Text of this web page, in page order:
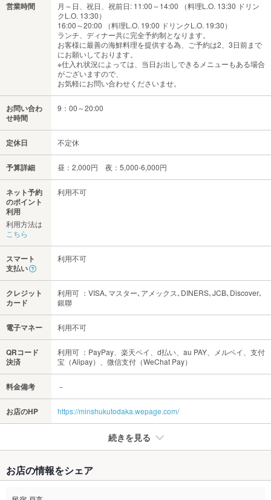
営業時間
月～日、祝日、祝前日: 11:00～14:00 （料理L.O. 13:30 ドリン
クL.O. 13:30）
16:00～20:00 （料理L.O. 19:00 ドリンクL.O. 19:30）
ランチ、ディナー共に完全予約制となります。
お客様に最善の海鮮料理を提供する為、ご予約は2、3日前まで
にお願いしております。
※仕入れ状況によっては、当日お出しできるメニューもある場合
がございますので、
お気軽にお問い合わせくださいませ。
お問い合わ
せ時間
9：00～20:00
定休日 不定休
予算詳細 昼：2,000円 夜：5,000-6,000円
ネット予約
のポイント
利用
利用方法は
こちら
利用不可
スマート
支払い
利用不可
クレジット
カード
利用可 ：VISA､マスター､アメックス､DINERS､JCB､Discover､
銀聯
電子マネー 利用不可
QRコード
決済
利用可 ：PayPay、楽天ペイ、d払い、au PAY、メルペイ、支付
宝（Alipay）、微信支付（WeChat Pay）
料金備考 －
お店のHP https://minshukutodaka.wepage.com/
続きを見る
禁煙・喫煙
全席禁煙
お店の情報をシェア